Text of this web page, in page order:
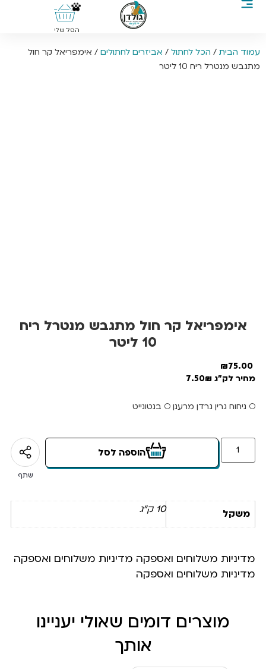
0
הסל שלי
עמוד הבית / הכל לחתול / אביזרים לחתולים / אימפריאל קר חול
מתגבש מנטרל ריח 10 ליטר
אימפריאל קר חול מתגבש מנטרל ריח
10 ליטר
75.00
₪
מחיר לק"ג 7.50₪
○ ניחוח גרין גרדן מרענן ○ בנטונייט
הוספה לסל
שתף
משקל 10 ק"ג
מדיניות משלוחים ואספקה מדיניות משלוחים ואספקה
מדיניות משלוחים ואספקה
מוצרים דומים שאולי יעניינו
אותך